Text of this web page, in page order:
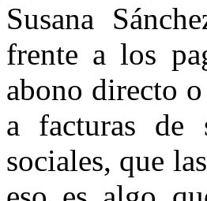
Susana
frente a los
abono directo
a facturas de
sociales, que